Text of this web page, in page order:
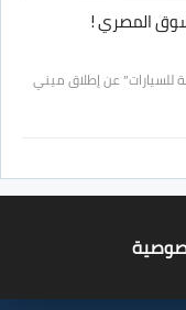
للسيارات” عن إطلاق ميني